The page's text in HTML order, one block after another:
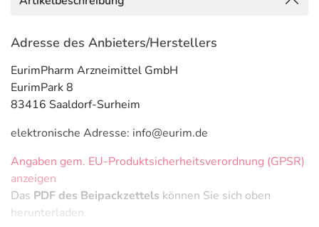
Adresse des Anbieters/Herstellers
EurimPharm Arzneimittel GmbH
EurimPark 8
83416 Saaldorf-Surheim
elektronische Adresse: info@eurim.de
Angaben gem. EU-Produktsicherheitsverordnung (GPSR)
anzeigen
Das PDF des Beipackzettels können Sie sich oben
herunterladen.